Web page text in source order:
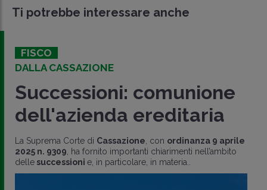
Ti potrebbe interessare anche
FISCO
DALLA CASSAZIONE
Successioni: comunione
dell'azienda ereditaria
La Suprema Corte di Cassazione, con ordinanza 9 aprile
2025 n. 9309, ha fornito importanti chiarimenti nell’ambito
delle successioni e, in particolare, in materia..